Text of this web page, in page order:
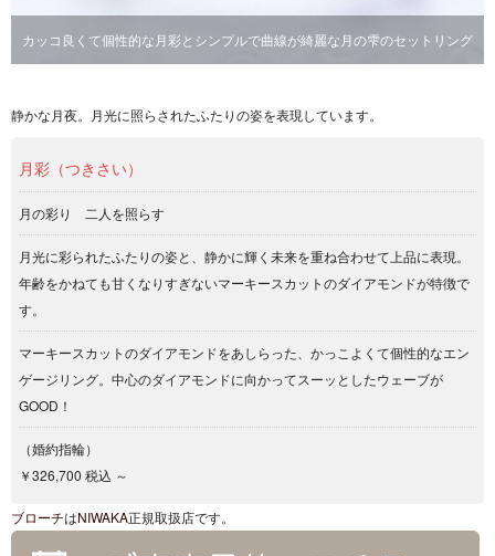
カッコ良くて個性的な月彩とシンプルで曲線が綺麗な月の雫のセットリング
静かな月夜。月光に照らされたふたりの姿を表現しています。
月彩（つきさい）
月の彩り 二人を照らす
月光に彩られたふたりの姿と、静かに輝く未来を重ね合わせて上品に表現。
年齢をかねても甘くなりすぎないマーキースカットのダイアモンドが特徴で
す。
マーキースカットのダイアモンドをあしらった、かっこよくて個性的なエン
ゲージリング。中心のダイアモンドに向かってスーッとしたウェーブが
GOOD！
（婚約指輪）
￥326,700 税込 ～
ブローチはNIWAKA正規取扱店です。